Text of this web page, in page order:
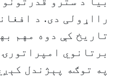
رااړولی دی. د
تاریخ کې دوه مهم
برتانوي امپراتورۍ
په توګه پېژندل